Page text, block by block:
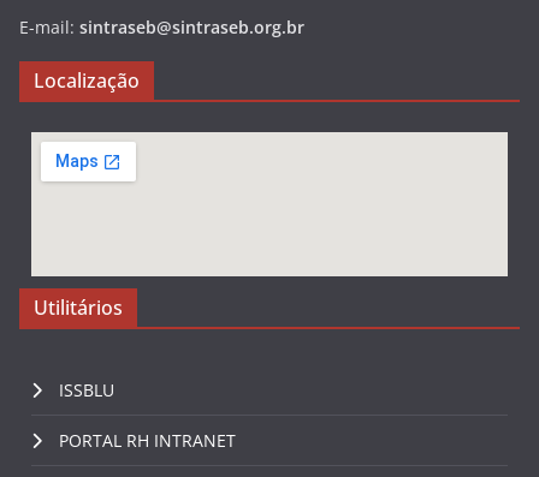
E-mail: sintraseb@sintraseb.org.br
Localização
Utilitários
ISSBLU
PORTAL RH INTRANET